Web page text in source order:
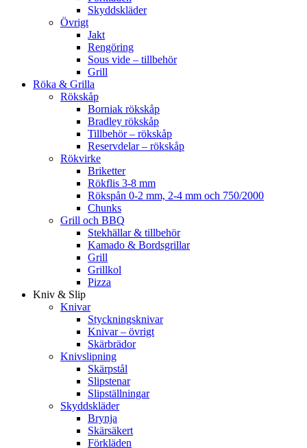
Skyddskläder
Övrigt
Jakt
Rengöring
Sous vide – tillbehör
Grill
Röka & Grilla
Rökskåp
Borniak rökskåp
Bradley rökskåp
Tillbehör – rökskåp
Reservdelar – rökskåp
Rökvirke
Briketter
Rökflis 3-8 mm
Rökspån 0-2 mm, 2-4 mm och 750/2000
Chunks
Grill och BBQ
Stekhällar & tillbehör
Kamado & Bordsgrillar
Grill
Grillkol
Pizza
Kniv & Slip
Knivar
Styckningsknivar
Knivar – övrigt
Skärbrädor
Knivslipning
Skärpstål
Slipstenar
Slipställningar
Skyddskläder
Brynja
Skärsäkert
Förkläden